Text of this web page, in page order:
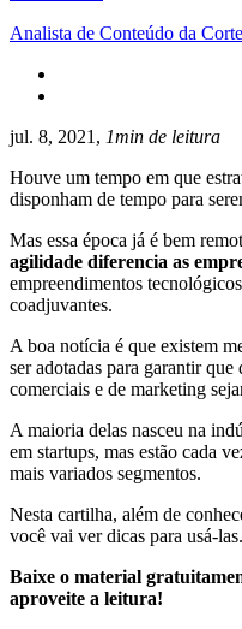
Analista de Conteúdo da
jul. 8, 2021, 1min de leitura
Houve um tempo em que
disponham de tempo para
Mas essa época já é bem
agilidade diferencia as
empreendimentos
coadjuvantes.
A boa notícia é que existem
ser adotadas para garantir
comerciais e de marketing
A maioria delas nasceu na
em startups, mas estão cada
mais variados segmentos.
Nesta cartilha, além de
você vai ver dicas para usá-las.
Baixe o material
aproveite a leitura!